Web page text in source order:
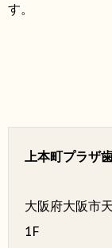
す。
上本町プラザ
大阪府大阪市
1F